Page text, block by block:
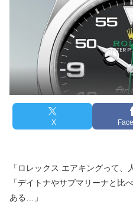
X
「ロレックス エアキングって、
「デイトナやサブマリーナと比
ある…」